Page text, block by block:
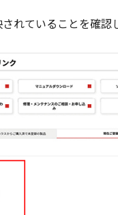
れていることを確認